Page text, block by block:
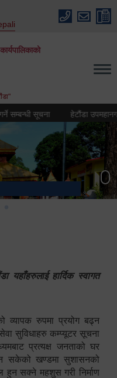
सूचना हेटौंडा
यहाँहरुलाई हार्दिक स्वागत
व्यापक रुपमा प्रयोग बढ्न
सुविधाहरु कम्प्यूटर सूचना
प्रत्यक्ष जनताको घर
सकेको खण्डमा सुशासनको
हुन सक्ने महशुस गरी निर्माण